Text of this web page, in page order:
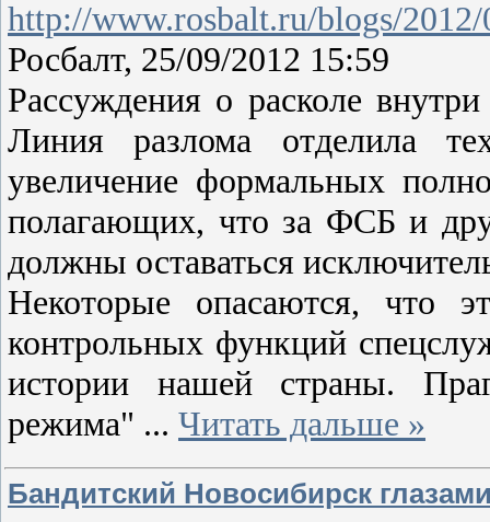
http://www.rosbalt.ru/blogs/
Росбалт, 25/09/2012 15:59
Рассуждения о расколе
Линия разлома отделила
увеличение формальных
полагающих, что за ФСБ и
должны оставаться
Некоторые опасаются, что
контрольных функций
истории нашей страны.
режима" ... Читать дальше »
Бандитский Новосибирск